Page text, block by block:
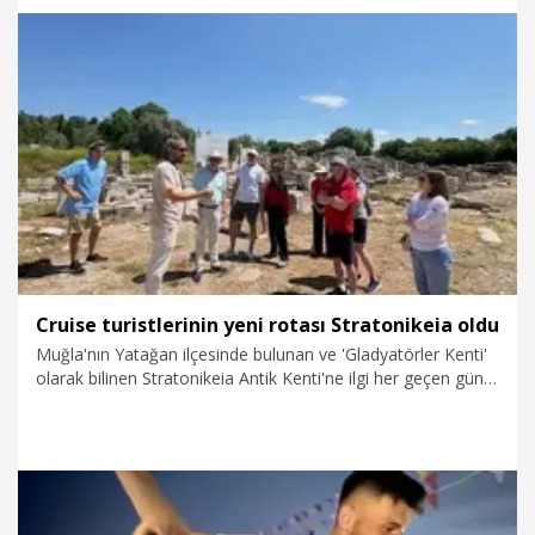
Politika
Cruise turistlerinin yeni rotası Stratonikeia oldu
Muğla'nın Yatağan ilçesinde bulunan ve 'Gladyatörler Kenti'
olarak bilinen Stratonikeia Antik Kenti'ne ilgi her geçen gün
bilgilendirme yapıldı.